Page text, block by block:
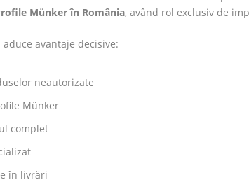
Münker în România, având rol exclusiv de
avantaje decisive:
neautorizate
Münker
complet
în livrări